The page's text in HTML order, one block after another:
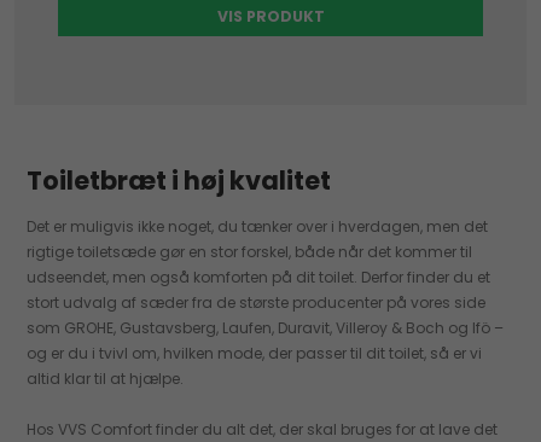
VIS PRODUKT
Toiletbræt i høj kvalitet
Det er muligvis ikke noget, du tænker over i hverdagen, men det
rigtige toiletsæde gør en stor forskel, både når det kommer til
udseendet, men også komforten på dit toilet. Derfor finder du et
stort udvalg af sæder fra de største producenter på vores side
som GROHE, Gustavsberg, Laufen, Duravit, Villeroy & Boch og Ifö –
og er du i tvivl om, hvilken mode, der passer til dit toilet, så er vi
altid klar til at hjælpe.
Hos VVS Comfort finder du alt det, der skal bruges for at lave det